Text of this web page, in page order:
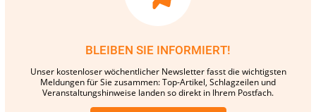
BLEIBEN SIE INFORMIERT!
Unser kostenloser wöchentlicher Newsletter fasst die wichtigsten
Meldungen für Sie zusammen: Top-Artikel, Schlagzeilen und
Veranstaltungshinweise landen so direkt in Ihrem Postfach.